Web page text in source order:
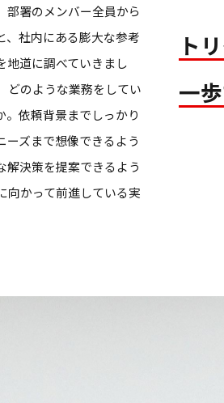
ト
一歩
部署のメンバー全員から
、社内にある膨大な参考
地道に調べていきまし
どのような業務をしてい
依頼背景までしっかり
ーズまで想像できるよう
解決策を提案できるよう
向かって前進している実